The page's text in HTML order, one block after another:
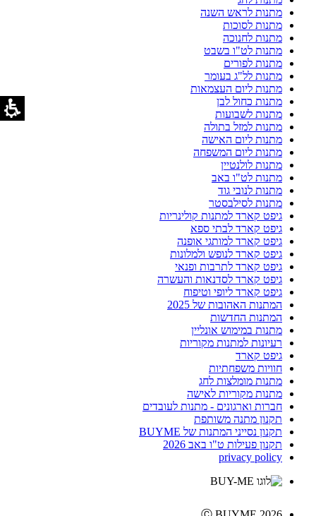
מתנות לראש השנה
מתנות לסוכות
מתנות לחנוכה
מתנות לט"ו בשבט
מתנות לפורים
מתנות לל"ג בעומר
מתנות ליום העצמאות
מתנות כחול לבן
מתנות לשבועות
מתנות למזל בתולה
מתנות ליום האישה
מתנות ליום המשפחה
מתנות לולנטיין
מתנות לט"ו באב
מתנות לנובי גוד
מתנות לסילבסטר
גיפט קארד למתנות קולינריות
גיפט קארד לבתי ספא
גיפט קארד למותגי אופנה
גיפט קארד לנופש ולמלונות
גיפט קארד לתרבות ופנאי
גיפט קארד לסדנאות והעשרה
גיפט קארד ליופי וטיפוח
המתנות האהובות של 2025
המתנות החדשות
מתנות במימוש אונליין
רעיונות למתנות מקוריות
גיפט קארד
חוויות משפחתיות
מתנות מומלצות לחג
מתנות מקוריות לאישה
חברות וארגונים - מתנות לעובדים
תקנון מתנה משותפת
תקנון נסייני המתנות של BUYME
תקנון פעילות ט"ו באב 2026
privacy policy